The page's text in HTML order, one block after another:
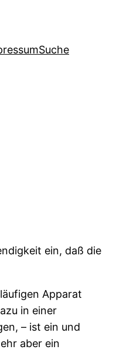
Suche
ein, daß die
Apparat
in einer
– ist ein und
aber ein